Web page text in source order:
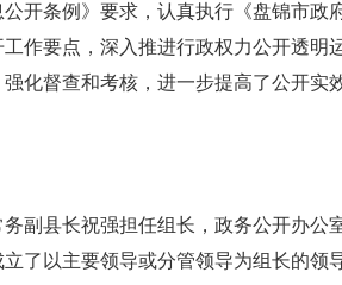
开条例》要求，认真执行《盘锦市政
作要点，深入推进行政权力公开透明
化督查和考核，进一步提高了公开实
副县长祝强担任组长，政务公开办公
了以主要领导或分管领导为组长的领